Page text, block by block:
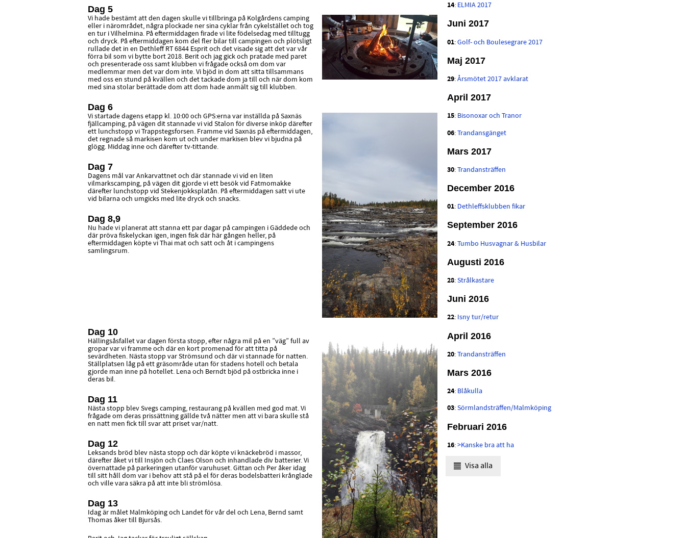
Dag 5
Vi hade bestämt att den dagen skulle vi tillbringa på Kolgårdens camping
eller i närområdet, några plockade ner sina cyklar från cykelstället och tog
en tur i Vilhelmina. På eftermiddagen firade vi lite födelsedag med tilltugg
och dryck. På eftermiddagen kom del fler bilar till campingen och plötsligt
rullade det in en Dethleff RT 6844 Esprit och det visade sig att det var vår
förra bil som vi bytte bort 2018. Berit och jag gick och pratade med paret
och presenterade oss samt klubben vi frågade också om dom var
medlemmar men det var dom inte. Vi bjöd in dom att sitta tillsammans
med oss en stund på kvällen och det tackade dom ja till och när dom kom
med sina stolar berättade dom att dom hade anmält sig till klubben.
Dag 6
Vi startade dagens etapp kl. 10:00 och GPS:erna var inställda på Saxnäs
fjällcamping, på vägen dit stannade vi vid Stalon för diverse inköp därefter
ett lunchstopp vi Trappstegsforsen. Framme vid Saxnäs på eftermiddagen,
det regnade så markisen kom ut och under markisen blev vi bjudna på
glögg. Middag inne och därefter tv-tittande.
Dag 7
Dagens mål var Ankarvattnet och där stannade vi vid en liten
vilmarkscamping, på vägen dit gjorde vi ett besök vid Fatmomakke
därefter lunchstopp vid Stekenjokksplatån. På eftermiddagen satt vi ute
vid bilarna och umgicks med lite dryck och snacks.
Dag 8,9
Nu hade vi planerat att stanna ett par dagar på campingen i Gäddede och
där pröva fiskelyckan igen, ingen fisk där här gången heller, på
eftermiddagen köpte vi Thai mat och satt och åt i campingens
samlingsrum.
Dag 10
Hällingsåsfallet var dagen första stopp, efter några mil på en ”väg” full av
gropar var vi framme och där en kort promenad för att titta på
sevärdheten. Nästa stopp var Strömsund och där vi stannade för natten.
Ställplatsen låg på ett gräsområde utan för stadens hotell och betala
gjorde man inne på hotellet. Lena och Berndt bjöd på ostbricka inne i
deras bil.
Dag 11
Nästa stopp blev Svegs camping, restaurang på kvällen med god mat. Vi
frågade om deras prissättning gällde två nätter men att vi bara skulle stå
en natt men fick till svar att priset var/natt.
Dag 12
Leksands bröd blev nästa stopp och där köpte vi knäckebröd i massor,
därefter åket vi till Insjön och Claes Olson och inhandlade div batterier. Vi
övernattade på parkeringen utanför varuhuset. Gittan och Per åker idag
till sitt håll dom var i behov att stå på el för deras bodelsbatteri krånglade
och ville vara säkra på att inte bli strömlösa.
Dag 13
Idag är målet Malmköping och Landet för vår del och Lena, Bernd samt
Thomas åker till Bjursås.
14: ELMIA 2017
Juni 2017
01:Golf- och Boulesegrare 2017
Maj 2017
29:Årsmötet 2017 avklarat
April 2017
15: Bisonoxar och Tranor
06:Trandansgänget
Mars 2017
30:Trandansträffen
December 2016
01: Dethleffsklubben fikar
September 2016
24:Tumbo Husvagnar & Husbilar
Augusti 2016
28:Strålkastare
Juni 2016
22: Isny tur/retur
April 2016
20:Trandansträffen
Mars 2016
24: Blåkulla
03:Sörmlandsträffen/Malmköping
Februari 2016
16:>Kanske bra att ha
Visa alla